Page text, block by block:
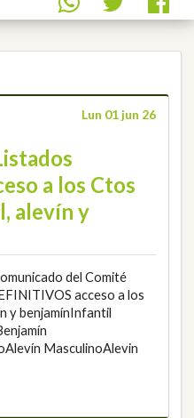
Lun 01 jun 26
a los Ctos
alevín y
del Comité
acceso a los
y benjamínInfantil
MasculinoAlevin